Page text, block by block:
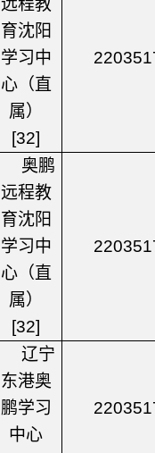
远程教
育沈阳
学习中
心（直
属）
[32]
奥鹏
远程教
育沈阳
学习中
心（直
属）
[32]
辽宁
东港奥
鹏学习
中心